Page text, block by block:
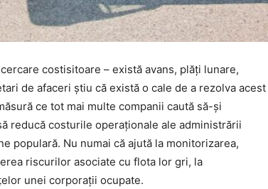
costisitoare – există avans, plăți lunare,
de afaceri știu că există o cale de a rezolva acest
ce tot mai multe companii caută să-și
reducă costurile operaționale ale administrării
populară. Nu numai că ajută la monitorizarea,
riscurilor asociate cu flota lor gri, la
unei corporații ocupate.